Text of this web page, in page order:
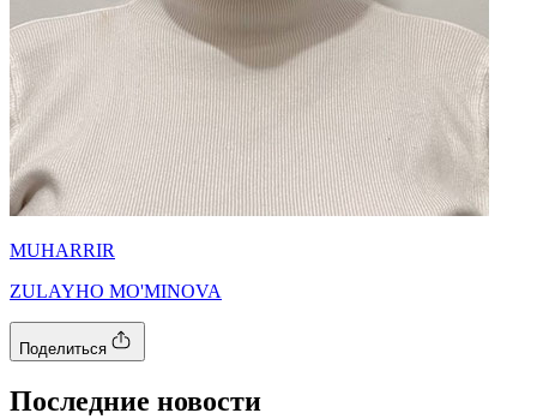
MUHARRIR
ZULAYHO MO'MINOVA
Поделиться
Последние новости